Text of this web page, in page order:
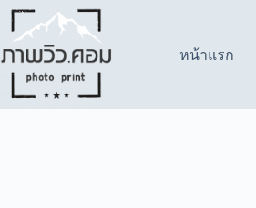
Skip
content
หน้าแรก